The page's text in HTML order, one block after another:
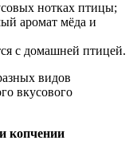
нотках птицы;
аромат мёда и
с домашней птицей.
видов
вкусового
копчении